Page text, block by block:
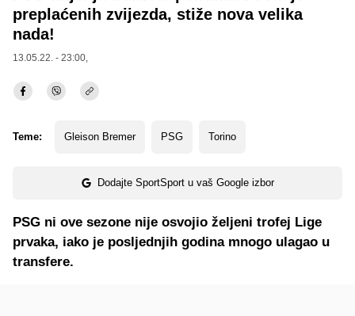
preplaćenih zvijezda, stiže nova velika
nada!
13.05.22. - 23:00,
Teme: Gleison Bremer PSG Torino
Dodajte SportSport u vaš Google izbor
PSG ni ove sezone nije osvojio željeni trofej Lige
prvaka, iako je posljednjih godina mnogo ulagao u
transfere.